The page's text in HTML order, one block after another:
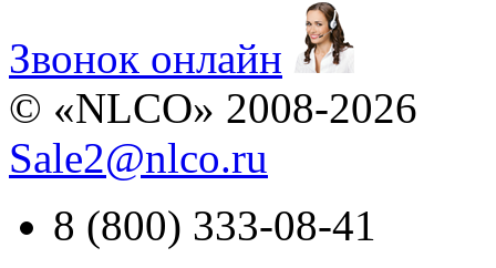
Звонок онлайн
© «NLCO» 2008-2026
Sale2@nlco.ru
8 (800) 333-08-41